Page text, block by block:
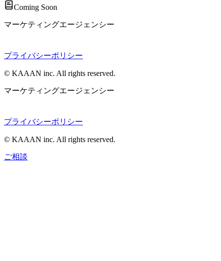
Coming Soon
マーケティングエージェンシー
プライバシーポリシー
© KAAAN inc. All rights reserved.
マーケティングエージェンシー
プライバシーポリシー
© KAAAN inc. All rights reserved.
ご相談